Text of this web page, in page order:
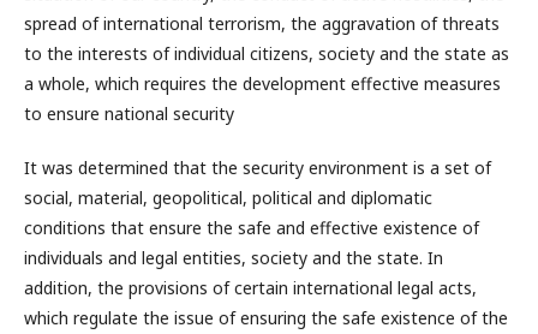
spread of international terrorism, the aggravation of threats
to the interests of individual citizens, society and the state as
a whole, which requires the development effective measures
to ensure national security
It was determined that the security environment is a set of
social, material, geopolitical, political and diplomatic
conditions that ensure the safe and effective existence of
individuals and legal entities, society and the state. In
addition, the provisions of certain international legal acts,
which regulate the issue of ensuring the safe existence of the